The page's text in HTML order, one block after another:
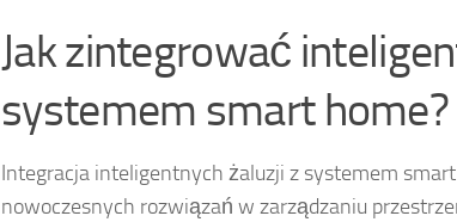
Jak zintegrować
systemem smart home?
Integracja inteligentnych żaluzji z systemem
nowoczesnych rozwiązań w zarządzaniu